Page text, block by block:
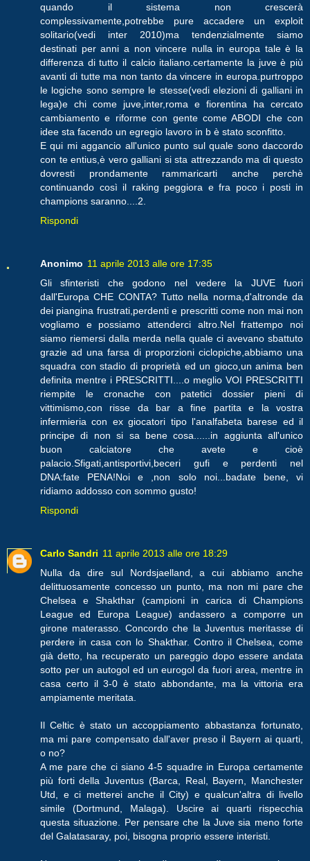
quando il sistema non crescerà
complessivamente,potrebbe pure accadere un exploit
solitario(vedi inter 2010)ma tendenzialmente siamo
destinati per anni a non vincere nulla in europa tale è la
differenza di tutto il calcio italiano.certamente la juve è più
avanti di tutte ma non tanto da vincere in europa.purtroppo
le logiche sono sempre le stesse(vedi elezioni di galliani in
lega)e chi come juve,inter,roma e fiorentina ha cercato
cambiamento e riforme con gente come ABODI che con
idee sta facendo un egregio lavoro in b è stato sconfitto.
E qui mi aggancio all'unico punto sul quale sono daccordo
con te entius,è vero galliani si sta attrezzando ma di questo
dovresti prondamente rammaricarti anche perchè
continuando così il raking peggiora e fra poco i posti in
champions saranno....2.
Rispondi
Anonimo 11 aprile 2013 alle ore 17:35
Gli sfinteristi che godono nel vedere la JUVE fuori
dall'Europa CHE CONTA? Tutto nella norma,d'altronde da
dei piangina frustrati,perdenti e prescritti come non mai non
vogliamo e possiamo attenderci altro.Nel frattempo noi
siamo riemersi dalla merda nella quale ci avevano sbattuto
grazie ad una farsa di proporzioni ciclopiche,abbiamo una
squadra con stadio di proprietà ed un gioco,un anima ben
definita mentre i PRESCRITTI....o meglio VOI PRESCRITTI
riempite le cronache con patetici dossier pieni di
vittimismo,con risse da bar a fine partita e la vostra
infermieria con ex giocatori tipo l'analfabeta barese ed il
principe di non si sa bene cosa......in aggiunta all'unico
buon calciatore che avete e cioè
palacio.Sfigati,antisportivi,beceri gufi e perdenti nel
DNA:fate PENA!Noi e ,non solo noi...badate bene, vi
ridiamo addosso con sommo gusto!
Rispondi
Carlo Sandri 11 aprile 2013 alle ore 18:29
Nulla da dire sul Nordsjaelland, a cui abbiamo anche
delittuosamente concesso un punto, ma non mi pare che
Chelsea e Shakthar (campioni in carica di Champions
League ed Europa League) andassero a comporre un
girone materasso. Concordo che la Juventus meritasse di
perdere in casa con lo Shakthar. Contro il Chelsea, come
già detto, ha recuperato un pareggio dopo essere andata
sotto per un autogol ed un eurogol da fuori area, mentre in
casa certo il 3-0 è stato abbondante, ma la vittoria era
ampiamente meritata.
Il Celtic è stato un accoppiamento abbastanza fortunato,
ma mi pare compensato dall'aver preso il Bayern ai quarti,
o no?
A me pare che ci siano 4-5 squadre in Europa certamente
più forti della Juventus (Barca, Real, Bayern, Manchester
Utd, e ci metterei anche il City) e qualcun'altra di livello
simile (Dortmund, Malaga). Uscire ai quarti rispecchia
questa situazione. Per pensare che la Juve sia meno forte
del Galatasaray, poi, bisogna proprio essere interisti.